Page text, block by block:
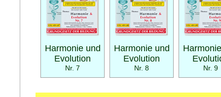
Harmonie und
Evolution
Nr. 7
Harmonie und
Evolution
Nr. 8 Nr. 9